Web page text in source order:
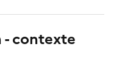
contexte